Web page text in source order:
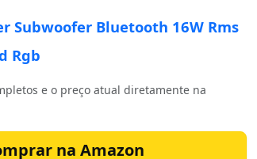
Subwoofer Bluetooth 16W Rms
Rgb
e o preço atual diretamente na
na Amazon